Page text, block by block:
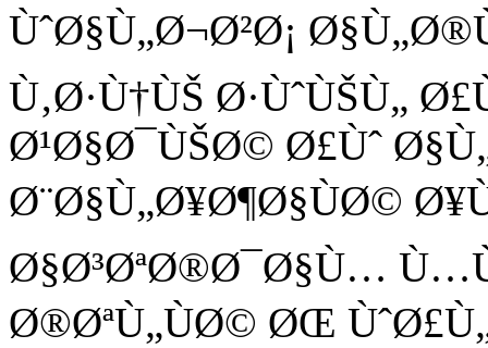
ÙˆØ§Ù„Ø¬Ø²Ø¡
Ù‚Ø·Ù†ÙŠ Ø·ÙˆÙŠÙ„
Ø¹Ø§Ø¯ÙŠØ© Ø£Ùˆ
Ø¨Ø§Ù„Ø¥Ø¶Ø§ÙØ©
Ø§Ø³ØªØ®Ø¯Ø§Ù…
Ø®ØªÙ„ÙØ© ØŒ